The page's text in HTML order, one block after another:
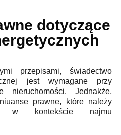
dotyczące
przepisami, świadectwo
jest wymagane przy
nieruchomości. Jednakże,
prawne, które należy
kontekście najmu